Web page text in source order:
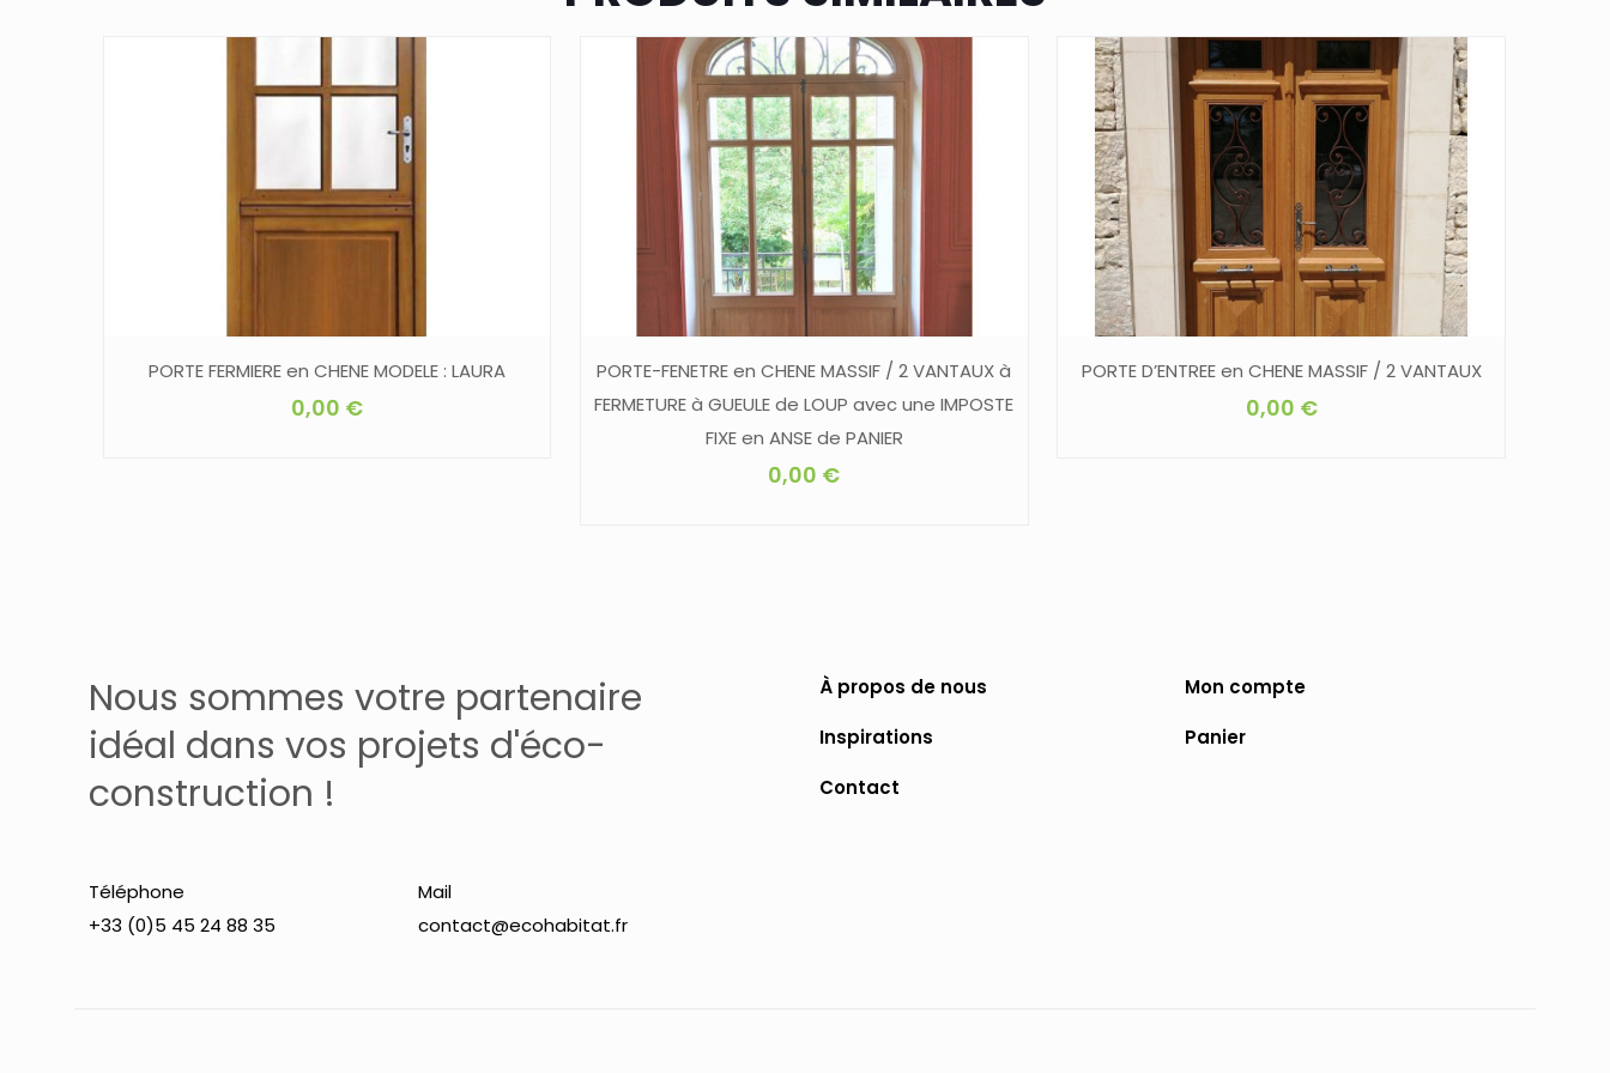
PORTE FERMIERE en CHENE MODELE : LAURA
0,00 €
PORTE-FENETRE en CHENE MASSIF / 2 VANTAUX à
FERMETURE à GUEULE de LOUP avec une IMPOSTE
FIXE en ANSE de PANIER
0,00 €
PORTE D’ENTREE en CHENE MASSIF / 2 VANTAUX
0,00 €
Nous sommes votre partenaire
idéal dans vos projets d'éco-
construction !
Téléphone
+33 (0)5 45 24 88 35
Mail
contact@ecohabitat.fr
À propos de nous
Inspirations
Contact
Mon compte
Panier